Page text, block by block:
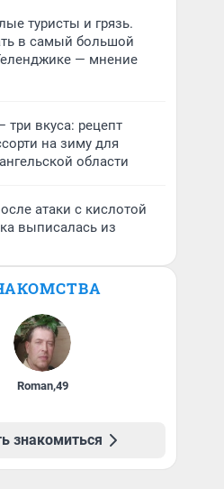
туристы и грязь.
в самый большой
— мнение
три вкуса: рецепт
на зиму для
области
атаки с кислотой
выписалась из
Roman,49
знакомиться